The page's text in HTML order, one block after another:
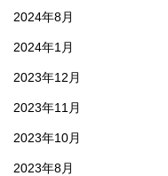
2024年8月
2024年1月
2023年12月
2023年11月
2023年10月
2023年8月